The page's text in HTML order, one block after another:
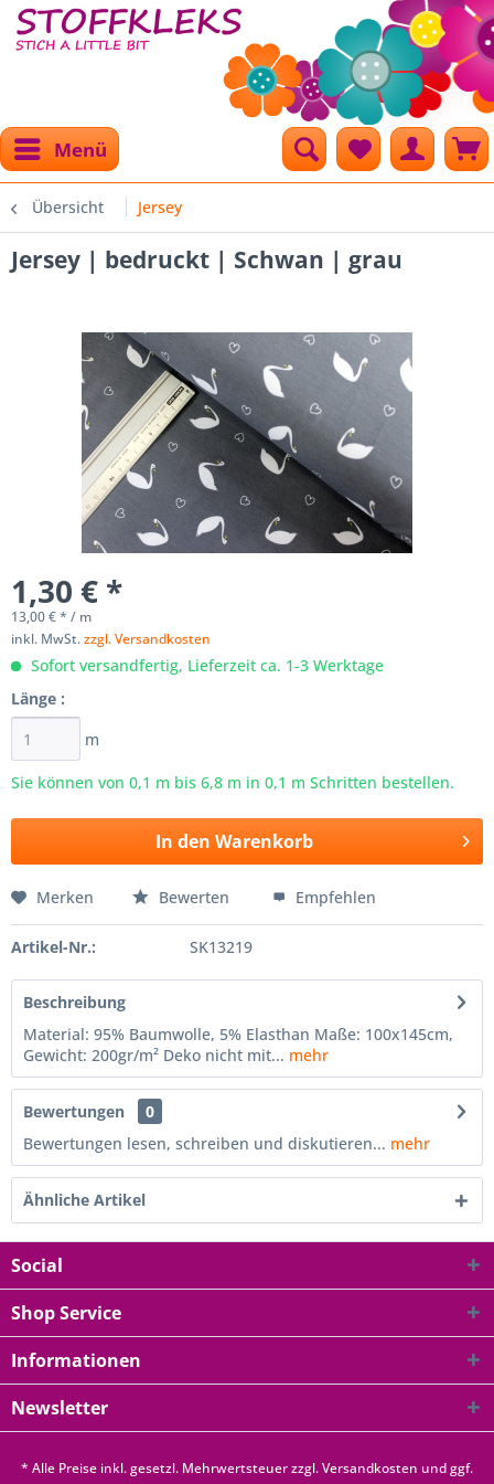
Menü
Übersicht Jersey
Jersey | bedruckt | Schwan | grau
1,30 € *
13,00 € * / m
inkl. MwSt.zzgl. Versandkosten
Sofort versandfertig, Lieferzeit ca. 1-3 Werktage
Länge :
m
Sie können von 0,1 m bis 6,8 m in 0,1 m Schritten bestellen.
In den Warenkorb
Merken Bewerten Empfehlen
Artikel-Nr.: SK13219
Beschreibung
Material: 95% Baumwolle, 5% Elasthan Maße: 100x145cm,
Gewicht: 200gr/m² Deko nicht mit... mehr
Bewertungen
0
Bewertungen lesen, schreiben und diskutieren... mehr
Ähnliche Artikel
Social
Shop Service
Informationen
Newsletter
* Alle Preise inkl. gesetzl. Mehrwertsteuer zzgl.Versandkosten und ggf.